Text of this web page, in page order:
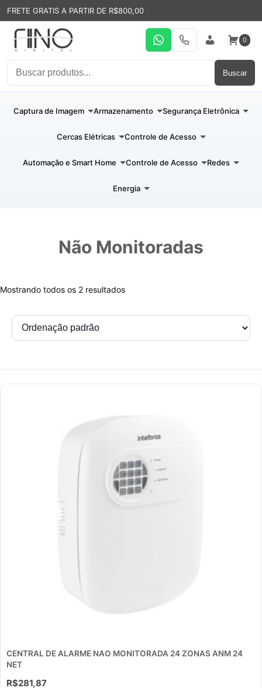
FRETE GRATIS A PARTIR DE R$800,00
Buscar
WhatsApp19 31994110
Entrar
0
Captura de Imagem Armazenamento Segurança Eletrônica
Cercas Elétricas Controle de Acesso
Automação e Smart Home Controle de Acesso Redes
Energia
Não Monitoradas
Mostrando todos os 2 resultados
CENTRAL DE ALARME NAO MONITORADA 24 ZONAS ANM 24
NET
R$281,87